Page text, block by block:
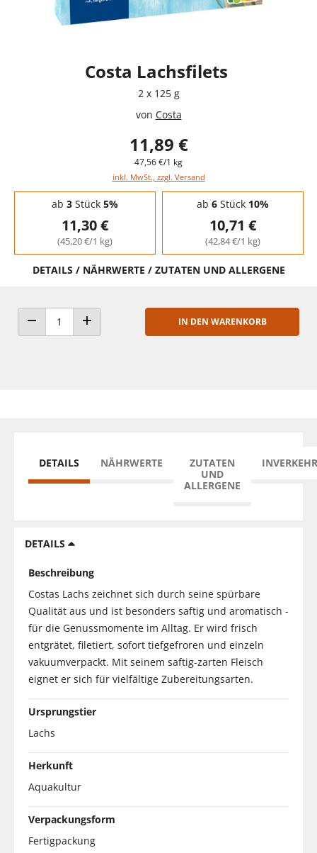
Costa Lachsfilets
2 x 125 g
von Costa
11,89 €
47,56 €/1 kg
inkl. MwSt., zzgl. Versand
Staffelpreise - Mengenrabatt
ab 3Stück 5%
11,30 €
(45,20 €/1 kg)
ab 6Stück 10%
10,71 €
(42,84 €/1 kg)
DETAILS / NÄHRWERTE / ZUTATEN UND ALLERGENE
ANZAHL VERRINGERNANZAHL ERHÖHEN
IN DEN WARENKORB
DETAILS NÄHRWERTE
ZUTATEN
UND
ALLERGENE
DETAILS
Beschreibung
Costas Lachs zeichnet sich durch seine spürbare
Qualität aus und ist besonders saftig und aromatisch -
für die Genussmomente im Alltag. Er wird frisch
entgrätet, filetiert, sofort tiefgefroren und einzeln
vakuumverpackt. Mit seinem saftig-zarten Fleisch
eignet er sich für vielfältige Zubereitungsarten.
Ursprungstier
Lachs
Herkunft
Aquakultur
Verpackungsform
Fertigpackung